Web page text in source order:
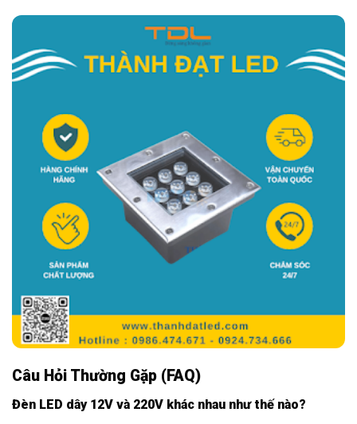
Câu Hỏi Thường Gặp (FAQ)
Đèn LED dây 12V và 220V khác nhau như thế nào?